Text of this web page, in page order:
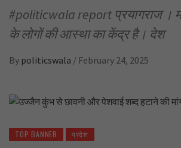
#politicwala report प्रयागराज ।
के लोगों की आस्था का केंद्र है। देश
By politicswala / February 24, 2025
TOP BANNER प्रदेश